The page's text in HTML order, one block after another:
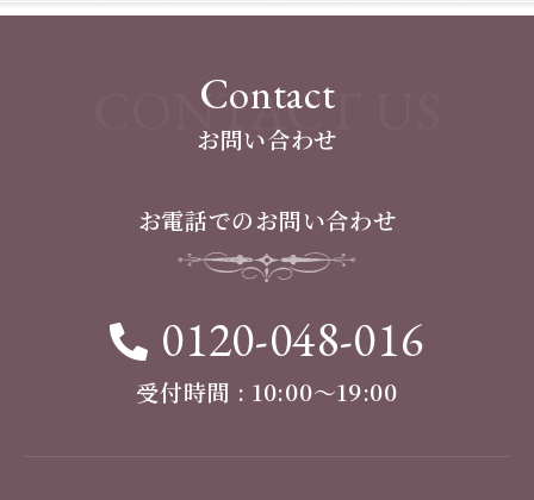
Contact
お問い合わせ
CONTACT US
お電話でのお問い合わせ
0120-048-016
受付時間 : 10:00〜19:00